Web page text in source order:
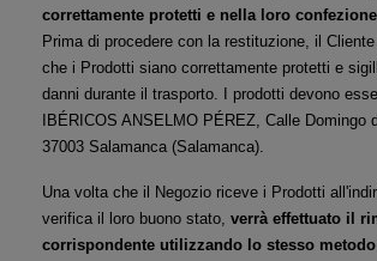
correttamente protetti e nella loro
Prima di procedere con la restituzione, il
che i Prodotti siano correttamente protetti e
danni durante il trasporto. I prodotti devono
IBÉRICOS ANSELMO PÉREZ, Calle Domingo
37003 Salamanca (Salamanca).
Una volta che il Negozio riceve i Prodotti
verifica il loro buono stato, verrà effettuato il
corrispondente utilizzando lo stesso